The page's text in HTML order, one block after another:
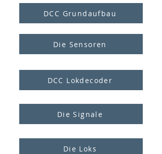
DCC Grundaufbau
Die Sensoren
DCC Lokdecoder
Die Signale
Die Loks